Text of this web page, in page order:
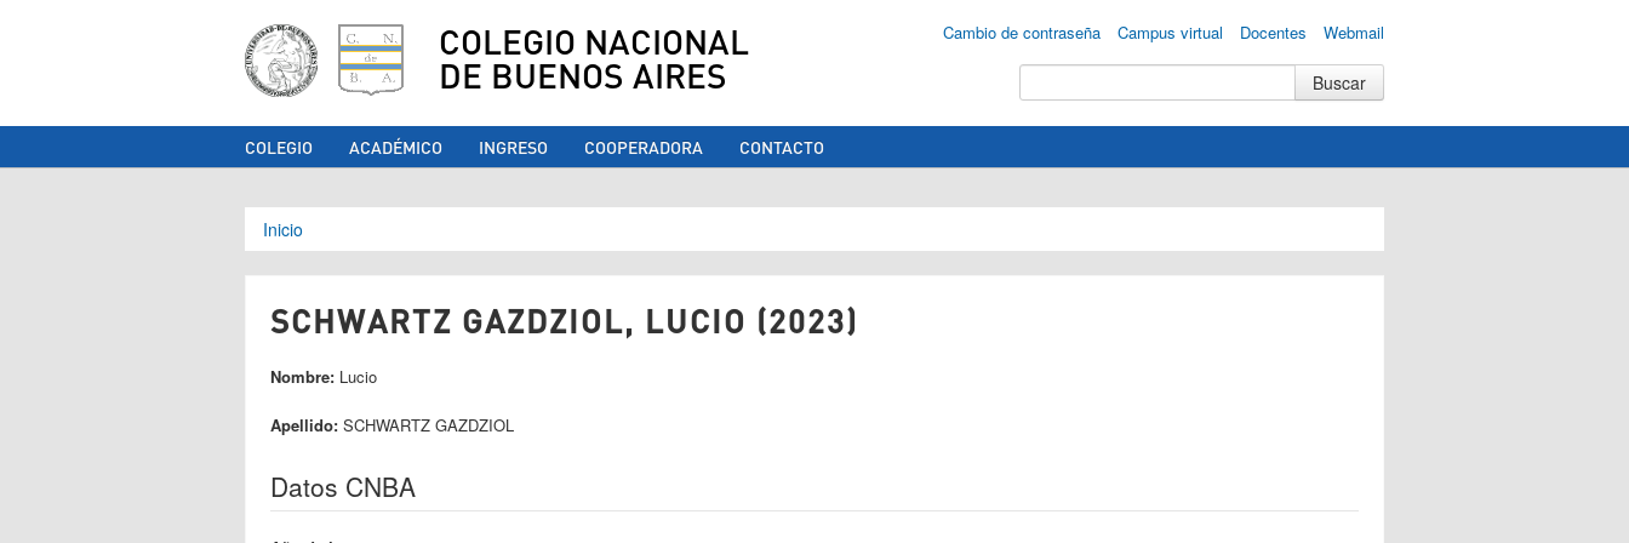
COLEGIO NACIONAL
DE BUENOS AIRES
Cambio de contraseña Campus virtual Docentes Webmail
COLEGIO ACADÉMICO INGRESO COOPERADORA CONTACTO
Se encuentra usted aquí
Inicio
SCHWARTZ GAZDZIOL, LUCIO (2023)
Nombre: Lucio
Apellido: SCHWARTZ GAZDZIOL
Datos CNBA